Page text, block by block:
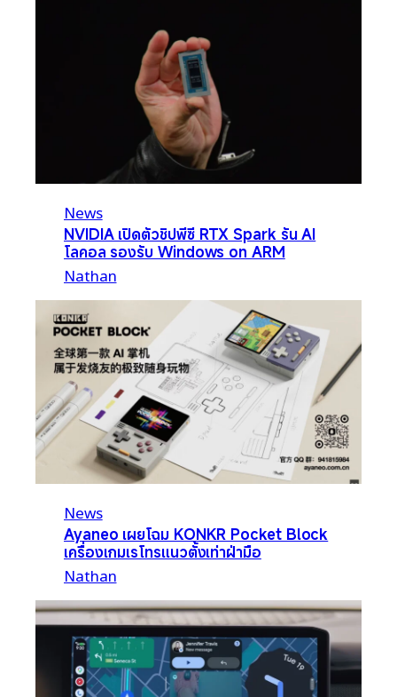
News
NVIDIA เปิดตัวชิปพีซี RTX Spark รัน AI
โลคอล รองรับ Windows on ARM
Nathan
News
Ayaneo เผยโฉม KONKR Pocket Block
เครื่องเกมเรโทรแนวตั้งเท่าฝ่ามือ
Nathan